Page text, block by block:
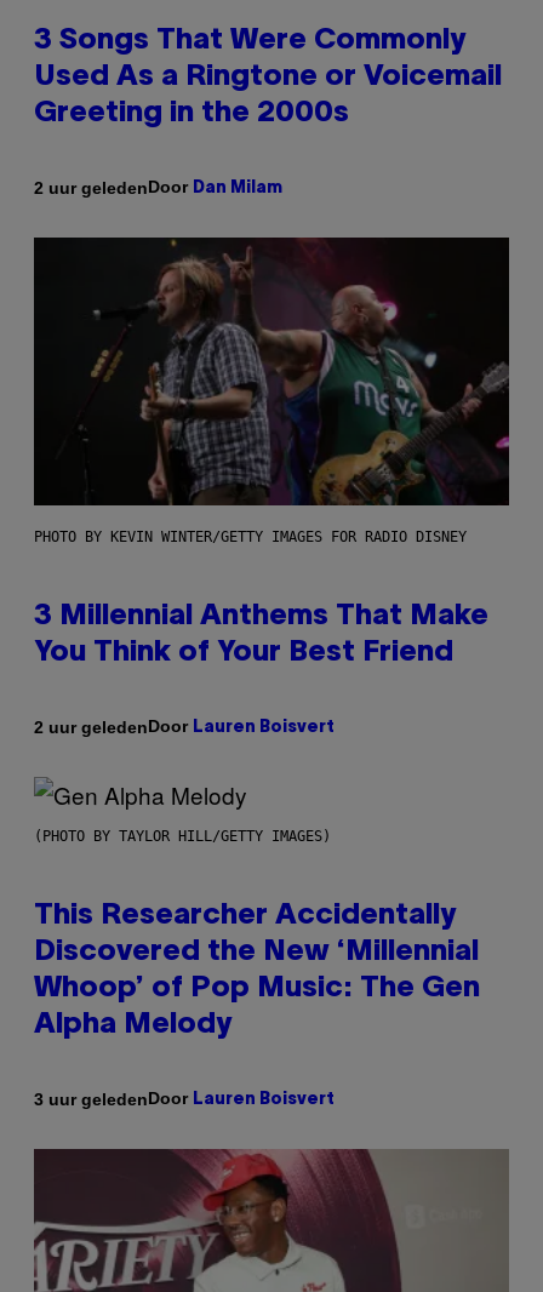
3 Songs That Were Commonly
Used As a Ringtone or Voicemail
Greeting in the 2000s
2 uur geledenDoor Dan Milam
PHOTO BY KEVIN WINTER/GETTY IMAGES FOR RADIO DISNEY
3 Millennial Anthems That Make
You Think of Your Best Friend
2 uur geledenDoor Lauren Boisvert
(PHOTO BY TAYLOR HILL/GETTY IMAGES)
This Researcher Accidentally
Discovered the New ‘Millennial
Whoop’ of Pop Music: The Gen
Alpha Melody
3 uur geledenDoor Lauren Boisvert